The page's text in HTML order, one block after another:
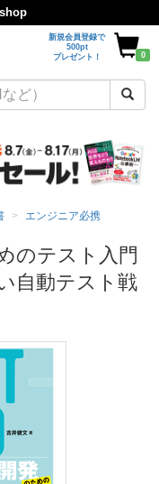
新規会員登録で
500pt
プレゼント！
0
エンジニア必携
のテスト入門
自動テスト戦